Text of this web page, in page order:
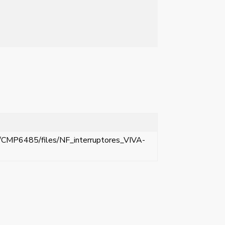
files/NF_interruptores_VIVA-